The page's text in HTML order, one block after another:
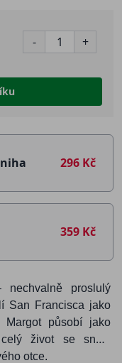
- +
296 Kč
359 Kč
proslulý
San Francisca jako
působí jako
život se snaží
otce.